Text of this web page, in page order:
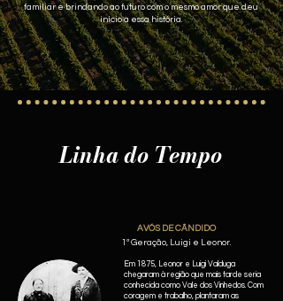
familiar e brindando ao futuro com o mesmo amor que deu
início a essa história.
Linha do Tempo
AVÓS DE CÂNDIDO
1ª Geração, Luigi e Leonor.
Em 1875, Leonor e Luigi Valduga
chegaram à região que mais tarde seria
conhecida como Vale dos Vinhedos. Com
coragem e trabalho, plantaram as